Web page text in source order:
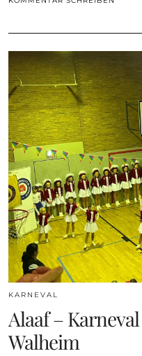
KARNEVAL
Alaaf –
Walheim